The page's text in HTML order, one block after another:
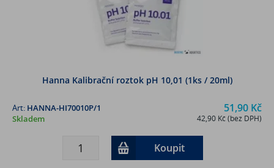
Hanna Kalibrační roztok pH 10,01 (1ks / 20ml)
51,90 Kč
42,90 Kč (bez DPH)
Art: HANNA-HI70010P/1
Skladem
Koupit